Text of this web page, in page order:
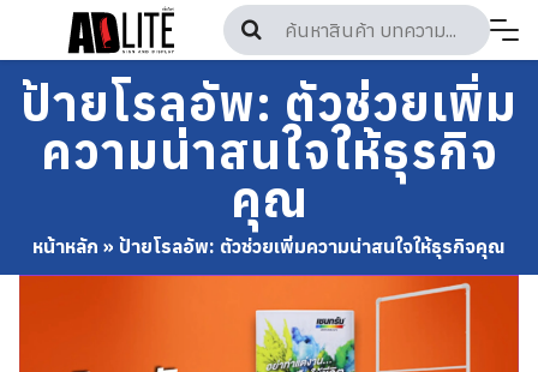
content
ป้ายโรลอัพ: ตัวช่วยเพิ่ม
ความน่าสนใจให้ธุรกิจ
คุณ
หน้าหลัก » ป้ายโรลอัพ: ตัวช่วยเพิ่มความน่าสนใจให้ธุรกิจคุณ